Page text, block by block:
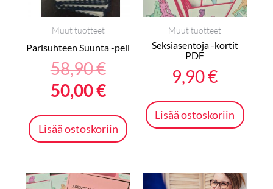
Muut tuotteet
Parisuhteen Suunta -peli
58,90€
50,00€
Lisää ostoskoriin
Muut tuotteet
Seksiasentoja -kortit
PDF
9,90€
Lisää ostoskoriin